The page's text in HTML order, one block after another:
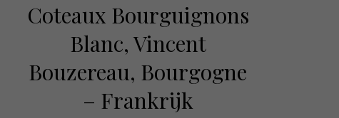
Coteaux Bourguignons
Blanc, Vincent
Bouzereau, Bourgogne
– Frankrijk